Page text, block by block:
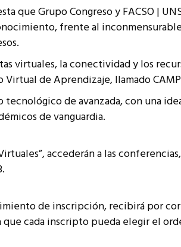
que Grupo Congreso y FACSO |
frente al
virtuales, la conectividad y los
de Aprendizaje, llamado
de avanzada, con una
de vanguardia.
accederán a las
de inscripción, recibirá por
que cada inscripto pueda elegir el